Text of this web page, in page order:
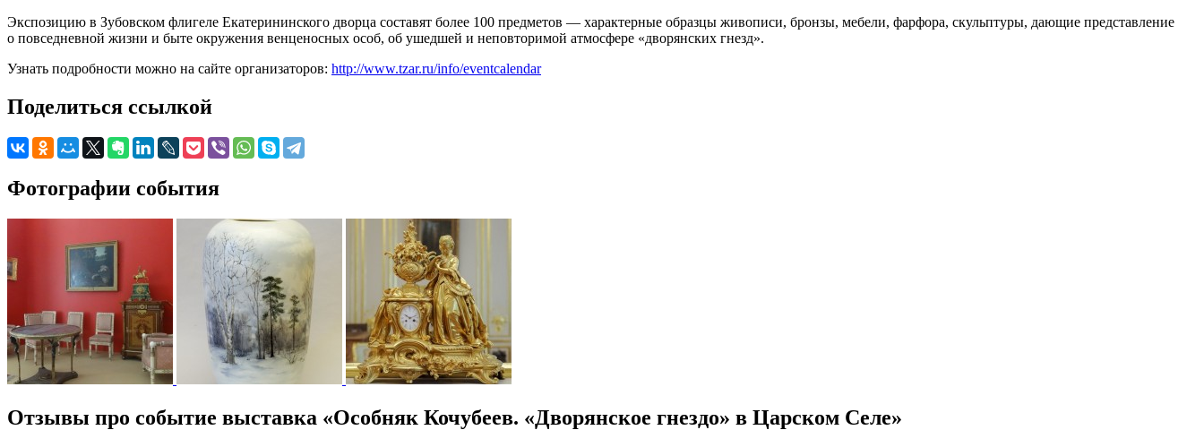
Экспозицию в Зубовском флигеле Екатерининского дворца составят более 100 предметов — характерные образцы живописи, бронзы, мебели, фарфора, скульптуры, дающие представление
о повседневной жизни и быте окружения венценосных особ, об ушедшей и неповторимой атмосфере «дворянских гнезд».
Узнать подробности можно на сайте организаторов: http://www.tzar.ru/info/eventcalendar
Поделиться ссылкой
Фотографии события
Отзывы про событие выставка «Особняк Кочубеев. «Дворянское гнездо» в Царском Селе»